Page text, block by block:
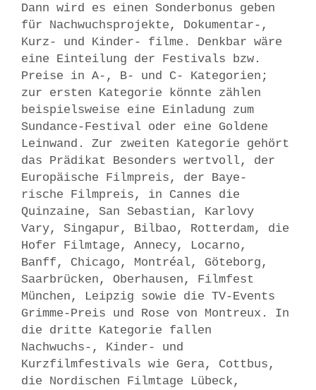
Dann wird es einen Sonderbonus geben
für Nachwuchsprojekte, Dokumentar-,
Kurz- und Kinder- filme. Denkbar wäre
eine Einteilung der Festivals bzw.
Preise in A-, B- und C- Kategorien;
zur ersten Kategorie könnte zählen
beispielsweise eine Einladung zum
Sundance-Festival oder eine Goldene
Leinwand. Zur zweiten Kategorie gehört
das Prädikat Besonders wertvoll, der
Europäische Filmpreis, der Baye-
rische Filmpreis, in Cannes die
Quinzaine, San Sebastian, Karlovy
Vary, Singapur, Bilbao, Rotterdam, die
Hofer Filmtage, Annecy, Locarno,
Banff, Chicago, Montréal, Göteborg,
Saarbrücken, Oberhausen, Filmfest
München, Leipzig sowie die TV-Events
Grimme-Preis und Rose von Montreux. In
die dritte Kategorie fallen
Nachwuchs-, Kinder- und
Kurzfilmfestivals wie Gera, Cottbus,
die Nordischen Filmtage Lübeck,